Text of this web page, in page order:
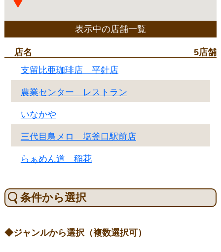
表示中の店舗一覧
店名
5店舗
支留比亜珈琲店 平針店
農業センター レストラン
いなかや
三代目鳥メロ 塩釜口駅前店
らぁめん道 稲花
条件から選択
ジャンルから選択（複数選択可）